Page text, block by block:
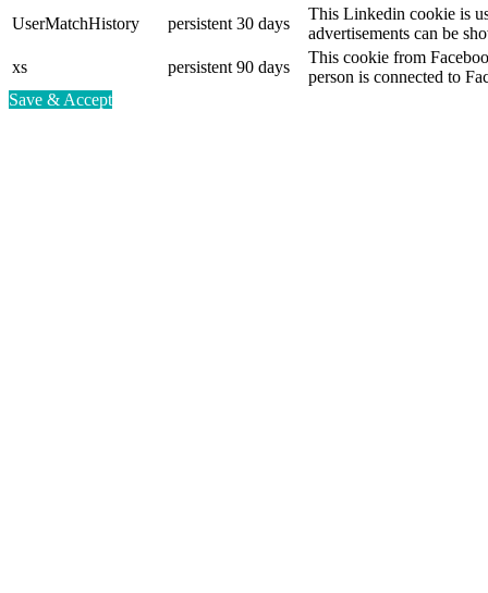
UserMatchHistory
persistent 30 days
This Linkedin cookie is
advertisements can be
xs
persistent 90 days
This cookie from
person is connected to
Save & Accept